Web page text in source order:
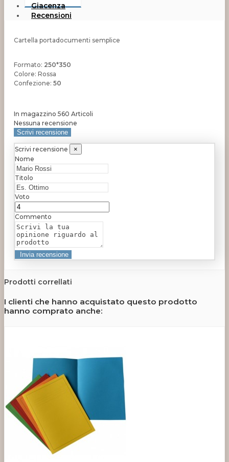
Giacenza
Recensioni
Cartella portadocumenti semplice
Formato: 250*350
Colore: Rossa
Confezione: 50
In magazzino 560 Articoli
Nessuna recensione
Scrivi recensione
Scrivi recensione
×
Nome
Titolo
Voto
Commento
Prodotti correllati
I clienti che hanno acquistato questo prodotto
hanno comprato anche: